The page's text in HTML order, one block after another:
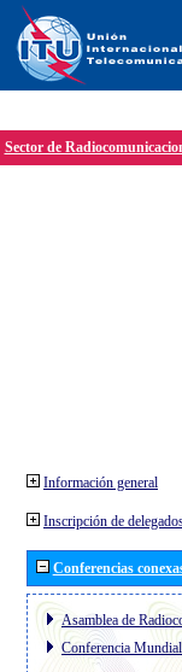
Sector de
Información general
Inscripción de
Conferencias
Asamblea de
Conferencia